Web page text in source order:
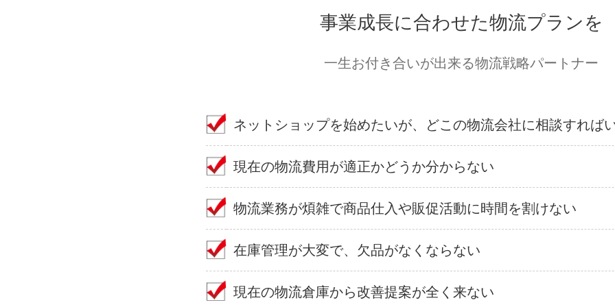
事業成長に合わせた物流プランを
一生お付き合いが出来る物流戦略パートナー
ネットショップを始めたいが、どこの物流会社に相談すれば
現在の物流費用が適正かどうか分からない
物流業務が煩雑で商品仕入や販促活動に時間を割けない
在庫管理が大変で、欠品がなくならない
現在の物流倉庫から改善提案が全く来ない